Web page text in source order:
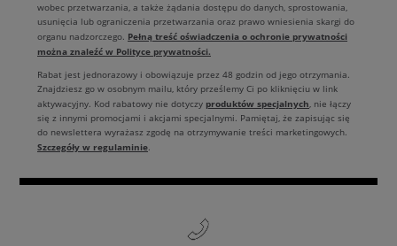
wobec przetwarzania, a także żądania dostępu do danych, sprostowania,
usunięcia lub ograniczenia przetwarzania oraz prawo wniesienia skargi do
organu nadzorczego. Pełną treść oświadczenia o ochronie prywatności
można znaleźć w Polityce prywatności.
Rabat jest jednorazowy i obowiązuje przez 48 godzin od jego otrzymania.
Znajdziesz go w osobnym mailu, który prześlemy Ci po kliknięciu w link
aktywacyjny. Kod rabatowy nie dotyczy produktów specjalnych, nie łączy
się z innymi promocjami i akcjami specjalnymi. Pamiętaj, że zapisując się
do newslettera wyrażasz zgodę na otrzymywanie treści marketingowych.
Szczegóły w regulaminie.